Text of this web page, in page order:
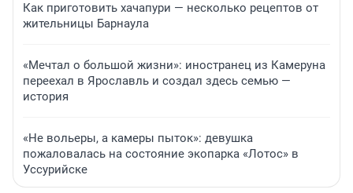
Как приготовить хачапури — несколько рецептов от
жительницы Барнаула
«Мечтал о большой жизни»: иностранец из Камеруна
переехал в Ярославль и создал здесь семью —
история
«Не вольеры, а камеры пыток»: девушка
пожаловалась на состояние экопарка «Лотос» в
Уссурийске